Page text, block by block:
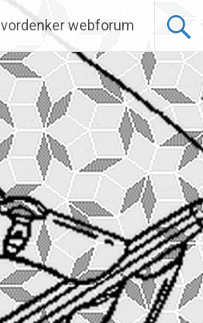
vordenker webforum